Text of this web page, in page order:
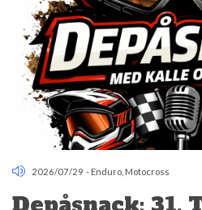
2026/07/29 - Enduro Motocross